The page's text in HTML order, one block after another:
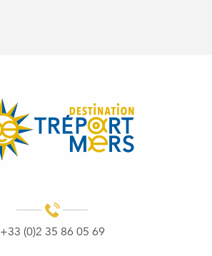
+33 (0)2 35 86 05 69